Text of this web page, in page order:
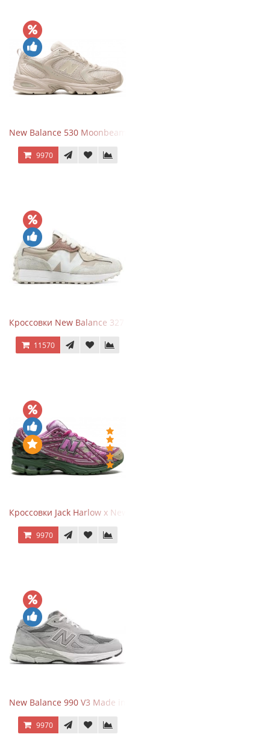
New Balance 530 Moonbeam Sea Salt
9970
Кроссовки New Balance 327 Beige Pink
11570
Кроссовки Jack Harlow x New Balance 1906r Kentucky Derby
9970
New Balance 990 V3 Made in USA Grey
9970